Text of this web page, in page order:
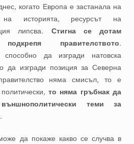
когато Европа е застанала на
на историята, ресурсът на
липсва. Стигна се дотам
правителството.
да изгради натовска
да изгради позиция за Северна
няма смисъл, то е
то няма гръбнак да
теми за
да покаже какво се случва в